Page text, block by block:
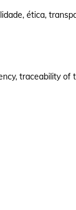
ética,
traceability of